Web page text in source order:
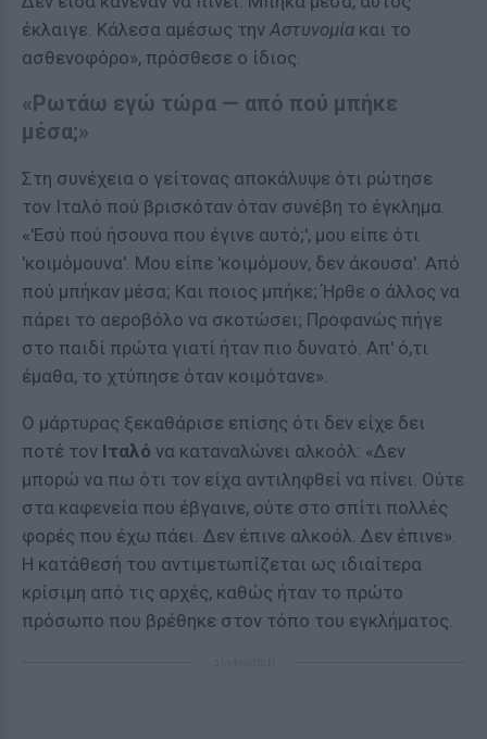
έκλαιγε. Κάλεσα αμέσως την Αστυνομία και το
ασθενοφόρο», πρόσθεσε ο ίδιος.
«Ρωτάω εγώ τώρα — από πού μπήκε
μέσα;»
Στη συνέχεια ο γείτονας αποκάλυψε ότι ρώτησε
τον Ιταλό πού βρισκόταν όταν συνέβη το έγκλημα.
«'Εσύ πού ήσουνα που έγινε αυτό;', μου είπε ότι
'κοιμόμουνα'. Μου είπε 'κοιμόμουν, δεν άκουσα'. Από
πού μπήκαν μέσα; Και ποιος μπήκε; Ήρθε ο άλλος να
πάρει το αεροβόλο να σκοτώσει; Προφανώς πήγε
στο παιδί πρώτα γιατί ήταν πιο δυνατό. Απ' ό,τι
έμαθα, το χτύπησε όταν κοιμότανε».
Ο μάρτυρας ξεκαθάρισε επίσης ότι δεν είχε δει
ποτέ τον Ιταλό να καταναλώνει αλκοόλ: «Δεν
μπορώ να πω ότι τον είχα αντιληφθεί να πίνει. Ούτε
στα καφενεία που έβγαινε, ούτε στο σπίτι πολλές
φορές που έχω πάει. Δεν έπινε αλκοόλ. Δεν έπινε».
Η κατάθεσή του αντιμετωπίζεται ως ιδιαίτερα
κρίσιμη από τις αρχές, καθώς ήταν το πρώτο
πρόσωπο που βρέθηκε στον τόπο του εγκλήματος.